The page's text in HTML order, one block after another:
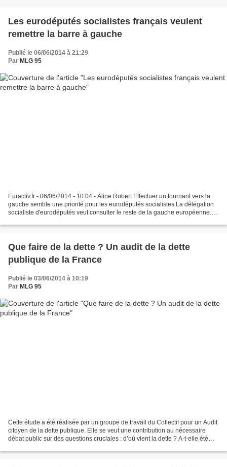
Les eurodéputés socialistes français veulent
remettre la barre à gauche
Publié le 06/06/2014 à 21:29
Par MLG 95
Euractiv.fr - 06/06/2014 - 10:04 - Aline Robert Effectuer un tournant vers la
gauche semble une priorité pour les eurodéputés socialistes La délégation
socialiste d'eurodéputés veut consulter le reste de la gauche européenne.
Que faire de la dette ? Un audit de la dette
publique de la France
Publié le 03/06/2014 à 10:19
Par MLG 95
Cette étude a été réalisée par un groupe de travail du Collectif pour un Audit
citoyen de la dette publique. Elle se veut une contribution au nécessaire
débat public sur des questions cruciales : d’où vient la dette ? A-t-elle été